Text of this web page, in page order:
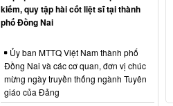
kiếm, quy tập hài cốt liệt sĩ tại thành
phố Đồng Nai
Ủy ban MTTQ Việt Nam thành phố
Đồng Nai và các cơ quan, đơn vị chúc
mừng ngày truyền thống ngành Tuyên
giáo của Đảng